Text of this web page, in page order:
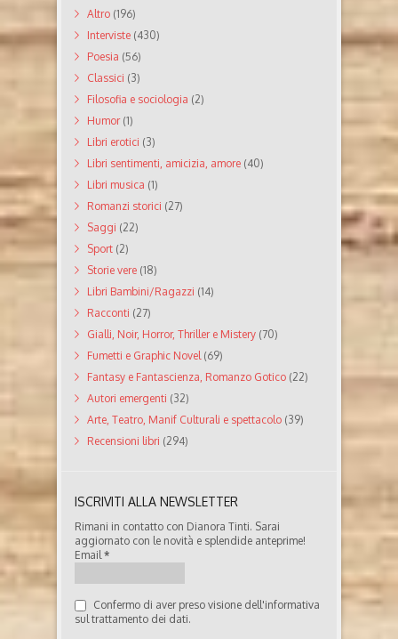
Altro (196)
Interviste (430)
Poesia (56)
Classici (3)
Filosofia e sociologia (2)
Humor(1)
Libri erotici (3)
Libri sentimenti, amicizia, amore (40)
Libri musica (1)
Romanzi storici (27)
Saggi (22)
Sport (2)
Storie vere (18)
Libri Bambini/Ragazzi (14)
Racconti (27)
Gialli, Noir, Horror, Thriller e Mistery (70)
Fumetti e Graphic Novel (69)
Fantasy e Fantascienza, Romanzo Gotico (22)
Autori emergenti (32)
Arte, Teatro, Manif Culturali e spettacolo (39)
Recensioni libri (294)
ISCRIVITI ALLA NEWSLETTER
Rimani in contatto con Dianora Tinti. Sarai
aggiornato con le novità e splendide anteprime!
Email *
Confermo di aver preso visione dell'informativa
sul trattamento dei dati.